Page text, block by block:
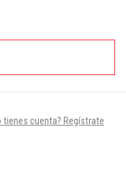
tienes cuenta? Regístrate